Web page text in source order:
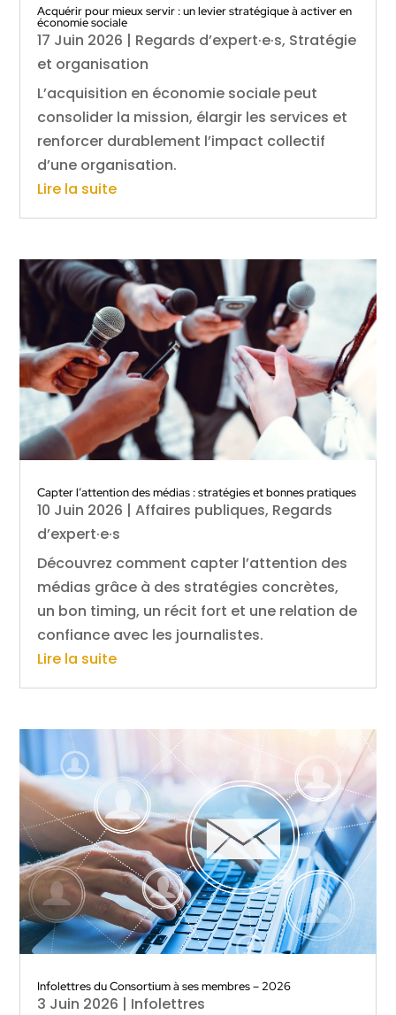
Acquérir pour mieux servir : un levier stratégique à activer en
économie sociale
17 Juin 2026 | Regards d’expert·e·s, Stratégie
et organisation
L’acquisition en économie sociale peut
consolider la mission, élargir les services et
renforcer durablement l’impact collectif
d’une organisation.
Lire la suite
Capter l’attention des médias : stratégies et bonnes pratiques
10 Juin 2026 |Affaires publiques, Regards
d’expert·e·s
Découvrez comment capter l’attention des
médias grâce à des stratégies concrètes,
un bon timing, un récit fort et une relation de
confiance avec les journalistes.
Lire la suite
Infolettres du Consortium à ses membres – 2026
3 Juin 2026 | Infolettres